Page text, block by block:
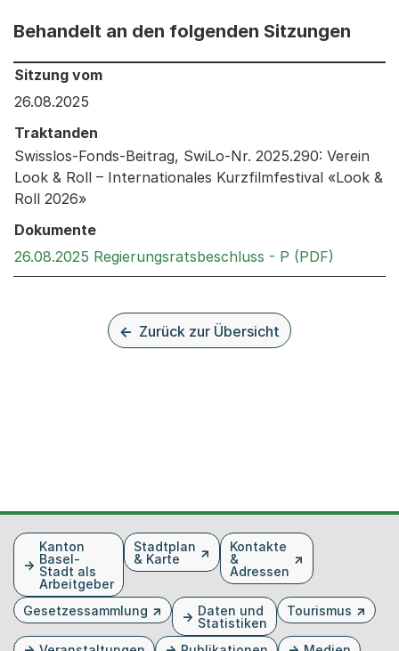
Behandelt an den folgenden Sitzungen
Behandelt an den folgenden Sitzungen: Informationen
Sitzung vom
26.08.2025
Traktanden
Swisslos-Fonds-Beitrag, SwiLo-Nr. 2025.290: Verein
Look & Roll – Internationales Kurzfilmfestival «Look &
Roll 2026»
Dokumente
26.08.2025 Regierungsratsbeschluss - P (PDF)
Zurück zur Übersicht
FusszeileKanton
Basel-
Stadt als
Arbeitgeber
Stadtplan
& Karte
Kontakte
&
Adressen
Gesetzessammlung
Daten und
Statistiken
Tourismus